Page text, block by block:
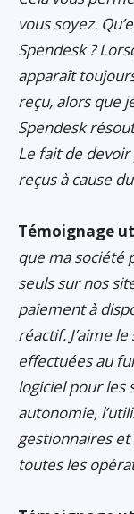
vous soyez.
Spendesk ?
apparaît
reçu, alors que
Spendesk
Le fait de
reçus à cause
Témoignage
que ma société
seuls sur nos
paiement à
réactif. J’aime
effectuées au
logiciel pour les
autonomie,
gestionnaires
toutes les